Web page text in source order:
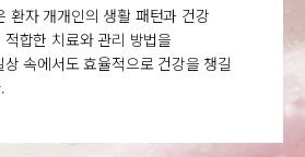
환자 개개인의 생활 패턴과 건강
합한 치료와 관리 방법을
속에서도 효율적으로 건강을 챙길